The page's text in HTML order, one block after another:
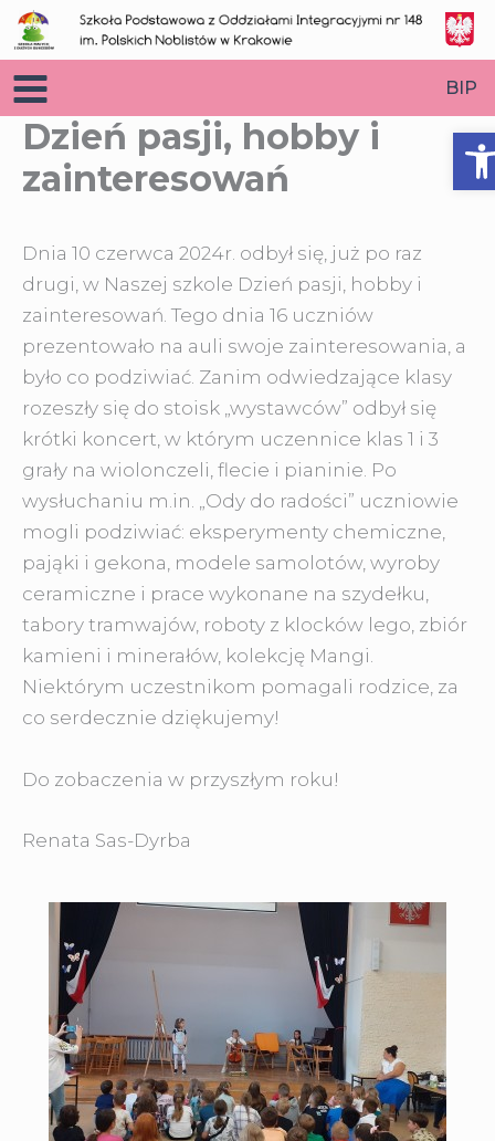
Przejdź
do
treści
BIP
Dzień pasji, hobby i
zainteresowań
Dnia 10 czerwca 2024r. odbył się, już po raz
drugi, w Naszej szkole Dzień pasji, hobby i
zainteresowań. Tego dnia 16 uczniów
prezentowało na auli swoje zainteresowania, a
było co podziwiać. Zanim odwiedzające klasy
rozeszły się do stoisk „wystawców” odbył się
krótki koncert, w którym uczennice klas 1 i 3
grały na wiolonczeli, flecie i pianinie. Po
wysłuchaniu m.in. „Ody do radości” uczniowie
mogli podziwiać: eksperymenty chemiczne,
pająki i gekona, modele samolotów, wyroby
ceramiczne i prace wykonane na szydełku,
tabory tramwajów, roboty z klocków lego, zbiór
kamieni i minerałów, kolekcję Mangi.
Niektórym uczestnikom pomagali rodzice, za
co serdecznie dziękujemy!
Do zobaczenia w przyszłym roku!
Renata Sas-Dyrba